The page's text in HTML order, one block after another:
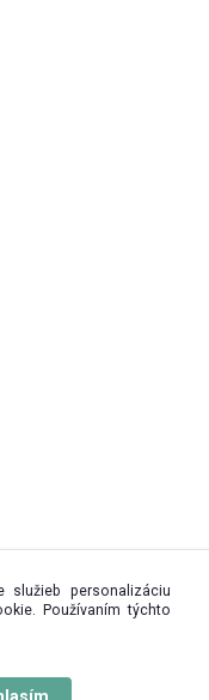
služieb personalizáciu
Používaním týchto